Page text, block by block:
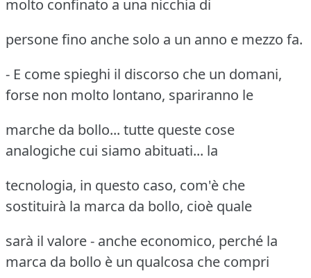
molto confinato a una nicchia di
persone fino anche solo a un anno e mezzo fa.
- E come spieghi il discorso che un domani,
forse non molto lontano, spariranno le
marche da bollo... tutte queste cose
analogiche cui siamo abituati... la
tecnologia, in questo caso, com'è che
sostituirà la marca da bollo, cioè quale
sarà il valore - anche economico, perché la
marca da bollo è un qualcosa che compri